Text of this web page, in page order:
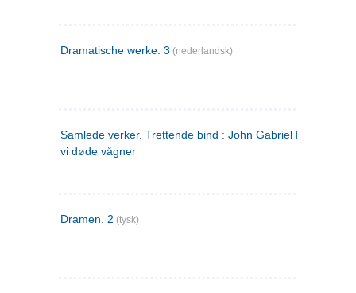
Dramatische werke. 3 (nederlandsk)
Samlede verker. Trettende bind : John Gabriel Borkman ;
vi døde vågner
Dramen. 2 (tysk)